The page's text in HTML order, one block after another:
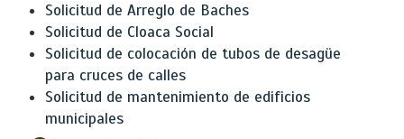
Solicitud de Arreglo de Baches
Solicitud de Cloaca Social
Solicitud de colocación de tubos de desagüe
para cruces de calles
Solicitud de mantenimiento de edificios
municipales